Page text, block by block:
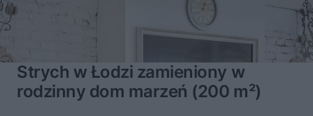
Strych w Łodzi zamieniony w
rodzinny dom marzeń (200 m²)